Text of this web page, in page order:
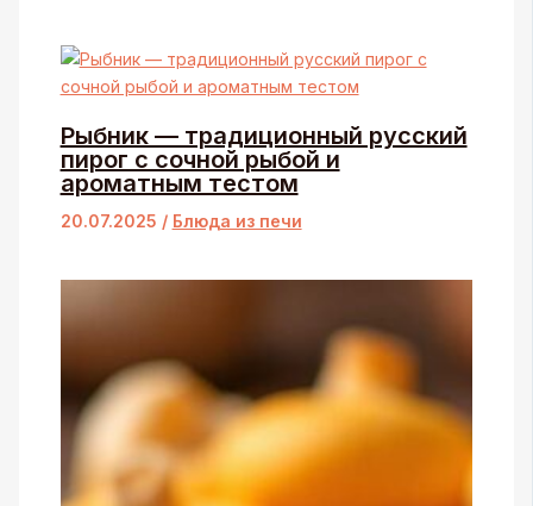
Рыбник — традиционный русский
пирог с сочной рыбой и
ароматным тестом
20.07.2025 / Блюда из печи